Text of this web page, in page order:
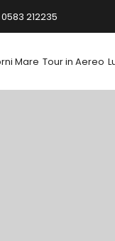
0583 212235
Mare Tour in Aereo